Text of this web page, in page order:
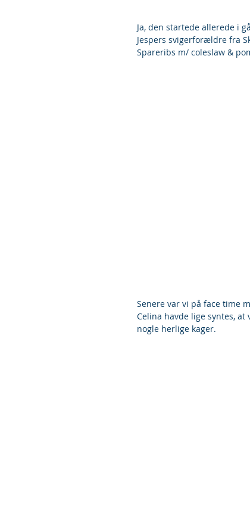
Ja, den startede allerede i
Jespers svigerforældre fra
Spareribs m/ coleslaw &
Senere var vi på face time
Celina havde lige syntes,
nogle herlige kager.